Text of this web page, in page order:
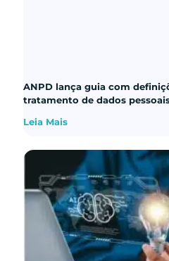
ANPD lança guia com
tratamento de dados
Leia Mais